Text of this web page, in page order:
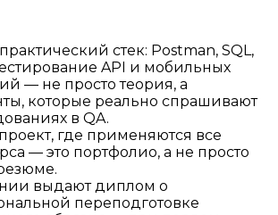
стек: Postman, SQL,
API и мобильных
— не просто теория, а
которые реально спрашивают
в QA.
где применяются все
— это портфолио, а не просто
выдают диплом о
переподготовке